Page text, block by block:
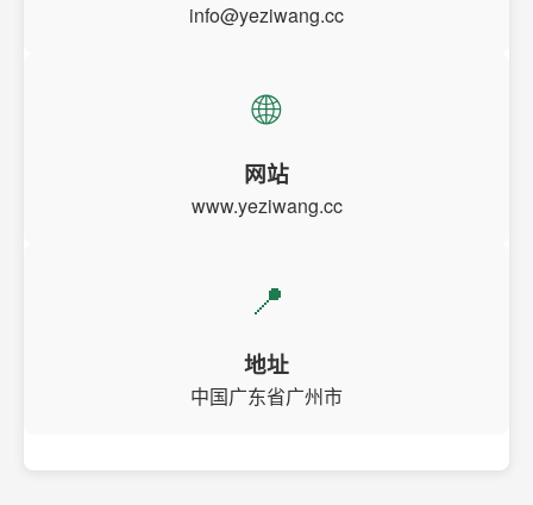
info@yeziwang.cc
🌐
网站
www.yeziwang.cc
📍
地址
中国广东省广州市